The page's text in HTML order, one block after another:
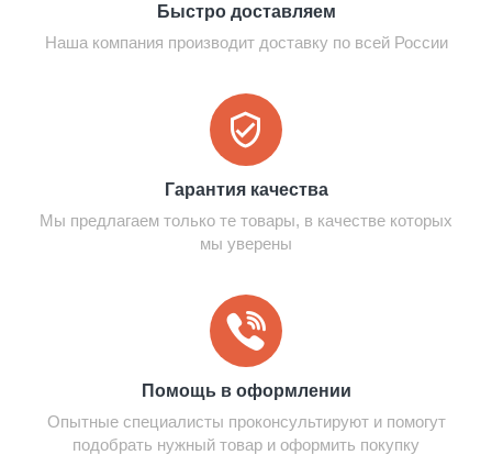
Быстро доставляем
Наша компания производит доставку по всей России
Гарантия качества
Мы предлагаем только те товары, в качестве которых
мы уверены
Помощь в оформлении
Опытные специалисты проконсультируют и помогут
подобрать нужный товар и оформить покупку